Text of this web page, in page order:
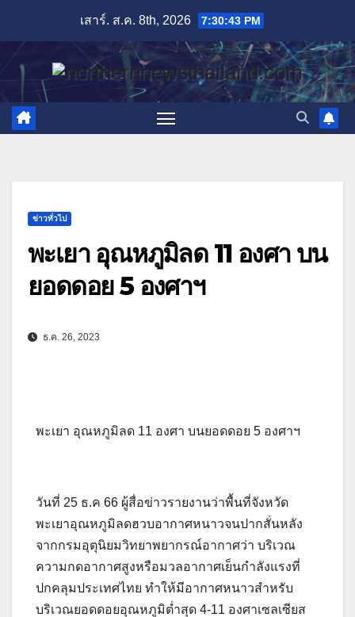
content
เสาร์. ส.ค. 8th, 2026 7:30:45 PM
ข่าวทั่วไป
พะเยา อุณหภูมิลด 11 องศา บน
ยอดดอย 5 องศาฯ
ธ.ค. 26, 2023
พะเยา อุณหภูมิลด 11 องศา บนยอดดอย 5 องศาฯ
วันที่ 25 ธ.ค 66 ผู้สื่อข่าวรายงานว่าพื้นที่จังหวัด
พะเยาอุณหภูมิลดฮวบอากาศหนาวจนปากสั่นหลัง
จากกรมอุตุนิยมวิทยาพยากรณ์อากาศว่า บริเวณ
ความกดอากาศสูงหรือมวลอากาศเย็นกำลังแรงที่
ปกคลุมประเทศไทย ทำให้มีอากาศหนาวสำหรับ
บริเวณยอดดอยอุณหภูมิต่ำสุด 4-11 องศาเซลเซียส